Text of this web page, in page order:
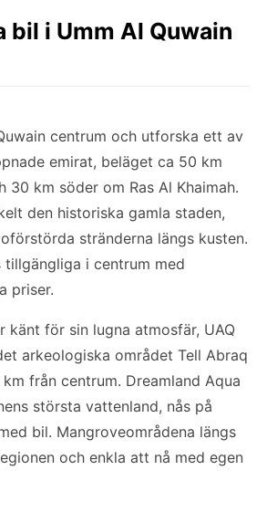
bil i Umm Al Quwain
centrum och utforska ett av
emirat, beläget ca 50 km
30 km söder om Ras Al Khaimah.
den historiska gamla staden,
stränderna längs kusten.
tillgängliga i centrum med
priser.
känt för sin lugna atmosfär, UAQ
arkeologiska området Tell Abraq
från centrum. Dreamland Aqua
största vattenland, nås på
bil. Mangroveområdena längs
och enkla att nå med egen